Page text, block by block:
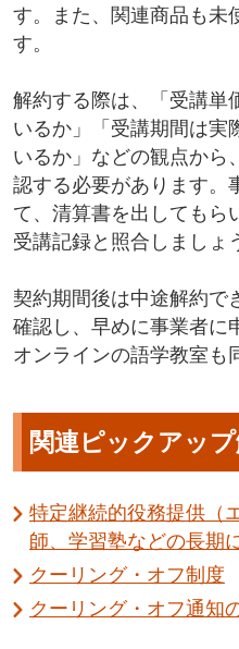
す。また、関連商品も未
す。
解約する際は、「受講単
いるか」「受講期間は実
いるか」などの観点から
認する必要があります。
て、清算書を出してもら
受講記録と照合しましょ
契約期間後は中途解約で
確認し、早めに事業者に
オンラインの語学教室も
関連ピックアッ
特定継続的役務提供（
師、学習塾などの長期
クーリング・オフ制度
クーリング・オフ通知